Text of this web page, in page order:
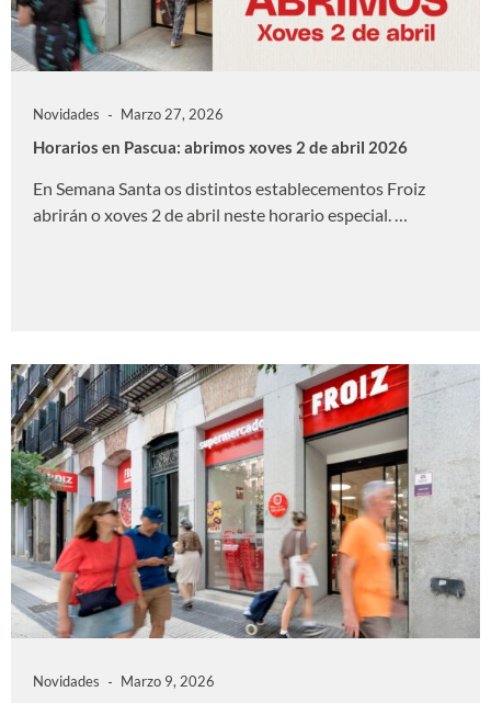
Novidades Marzo 27, 2026
Horarios en Pascua: abrimos xoves 2 de abril 2026
En Semana Santa os distintos establecementos Froiz
abrirán o xoves 2 de abril neste horario especial. …
Novidades Marzo 9, 2026